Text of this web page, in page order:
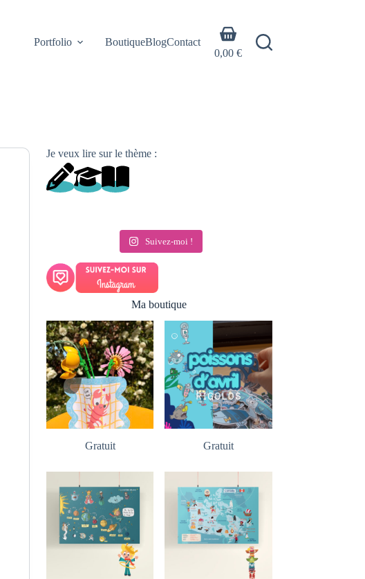
Portfolio BoutiqueBlogContact
Panier
d’achat
0,00 €
Je veux lire sur le thème :
Suivez-moi !
Ma boutique
Gratuit Gratuit